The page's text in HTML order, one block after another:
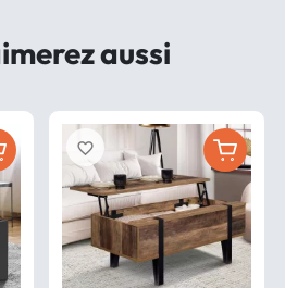
aussi
favorite_border